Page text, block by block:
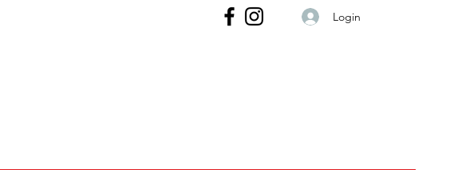
Login